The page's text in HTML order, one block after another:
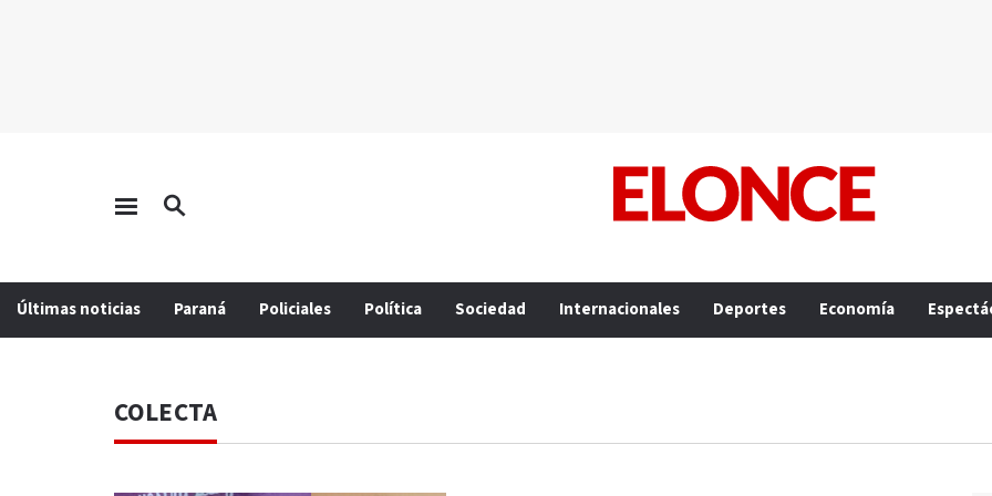
Últimas noticias Paraná Policiales Política Sociedad Internacionales Deportes Economía
COLECTA